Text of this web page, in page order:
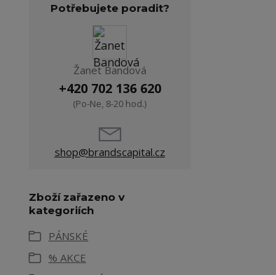
Potřebujete poradit?
Žanet Bandová
+420 702 136 620
(Po-Ne, 8-20 hod.)
shop@brandscapital.cz
Zboží zařazeno v
kategoriích
PÁNSKÉ
% AKCE